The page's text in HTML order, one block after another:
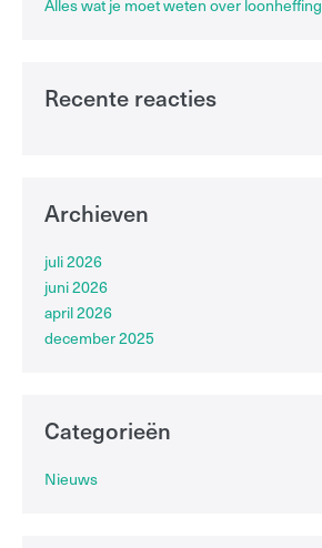
Alles wat je moet weten over loonheffing
Recente reacties
Archieven
juli 2026
juni 2026
april 2026
december 2025
Categorieën
Nieuws